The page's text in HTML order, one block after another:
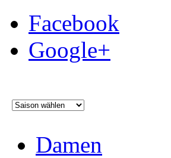
Facebook
Google+
Damen